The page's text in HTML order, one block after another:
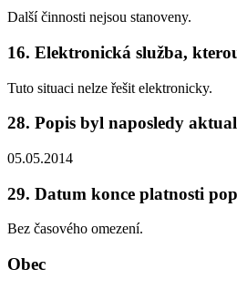
Další činnosti nejsou stanoveny.
16. Elektronická služba,
Tuto situaci nelze řešit elektronicky.
28. Popis byl naposledy
05.05.2014
29. Datum konce platnosti
Bez časového omezení.
Obec